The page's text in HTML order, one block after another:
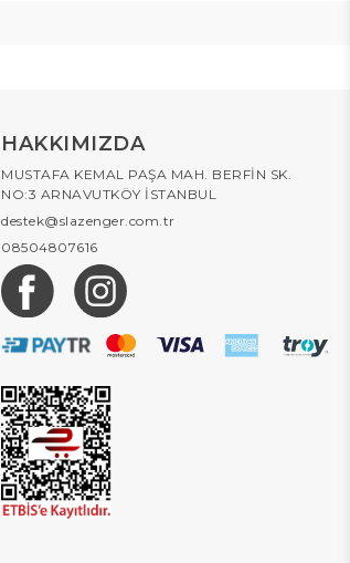
HAKKIMIZDA
MUSTAFA KEMAL PAŞA MAH. BERFİN SK.
NO:3 ARNAVUTKÖY İSTANBUL
destek@slazenger.com.tr
08504807616